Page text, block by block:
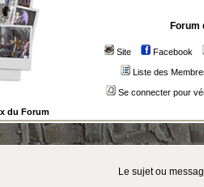
Forum
Site Facebook
Liste des
Se connecter pour
du Forum
Le sujet ou